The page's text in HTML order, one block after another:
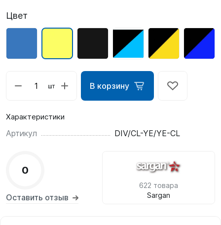
Цвет
шт В корзину
Характеристики
Артикул DIV/CL-YE/YE-CL
0
Оставить отзыв
622 товара
Sargan